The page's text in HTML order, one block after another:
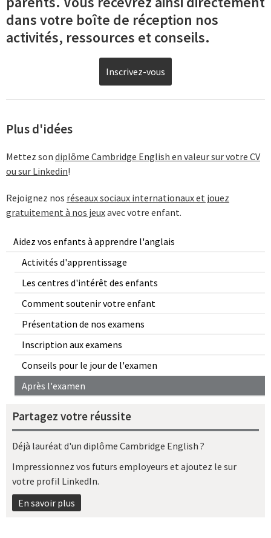
Aidez vos enfants à apprendre l'anglais
Activités d'apprentissage
Les centres d'intérêt des enfants
Comment soutenir votre enfant
Présentation de nos examens
Inscription aux examens
Conseils pour le jour de l'examen
Après l'examen
Partagez votre réussite
Déjà lauréat d'un diplôme Cambridge English ?
Impressionnez vos futurs employeurs et ajoutez le sur
votre profil LinkedIn.
En savoir plus
dans votre boîte de réception nos
activités, ressources et conseils.
Inscrivez-vous
Plus d'idées
Mettez son diplôme Cambridge English en valeur sur votre CV
ou sur Linkedin!
Rejoignez nos réseaux sociaux internationaux et jouez
gratuitement à nos jeuxavec votre enfant.